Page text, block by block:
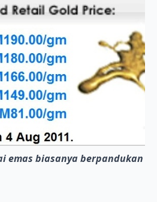
emas biasanya berpandukan